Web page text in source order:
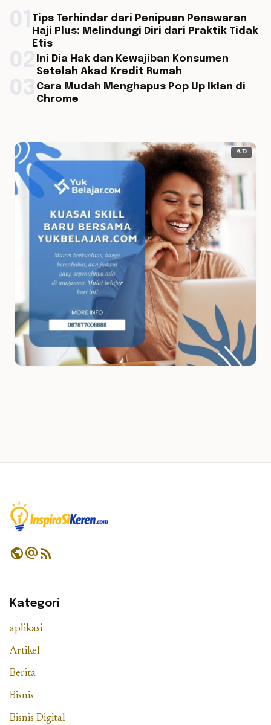
Tips Terhindar dari Penipuan Penawaran
Haji Plus: Melindungi Diri dari Praktik Tidak
Etis
Ini Dia Hak dan Kewajiban Konsumen
Setelah Akad Kredit Rumah
Cara Mudah Menghapus Pop Up Iklan di
Chrome
AD
publicalternate_emailrss_feed
Kategori
aplikasi
Artikel
Berita
Bisnis
Bisnis Digital